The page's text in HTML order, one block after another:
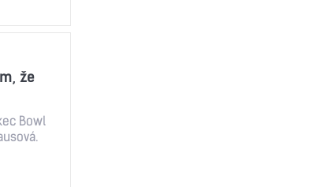
že
Bowl